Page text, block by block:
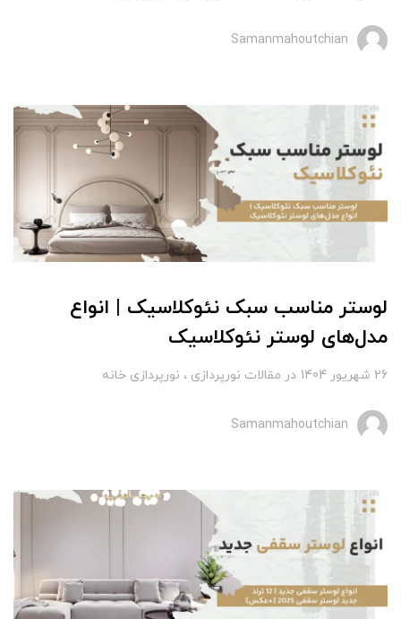
Samanmahoutchian
لوستر مناسب سبک نئوکلاسیک | انواع
مدل‌های لوستر نئوکلاسیک
26 شهریور 1404 در مقالات نورپردازی نورپردازی خانه
Samanmahoutchian